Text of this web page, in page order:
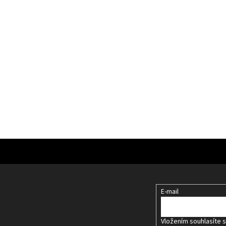
E-mail
Vložením souhlasíte